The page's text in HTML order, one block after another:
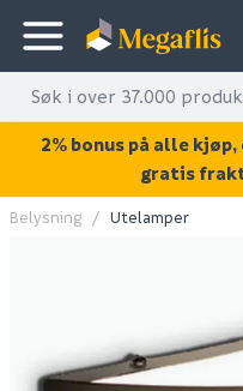
KAN DISSE
Belysning Utelamper
2% bonus på alle
gratis